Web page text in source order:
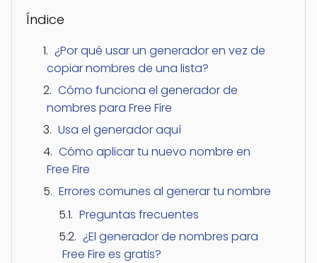
Índice
¿Por qué usar un generador en vez de
copiar nombres de una lista?
Cómo funciona el generador de
nombres para Free Fire
Usa el generador aquí
Cómo aplicar tu nuevo nombre en
Free Fire
Errores comunes al generar tu nombre
Preguntas frecuentes
¿El generador de nombres para
Free Fire es gratis?